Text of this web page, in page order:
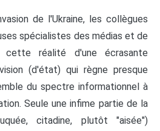
de l'Ukraine, les collègues
spécialistes des médias et de
cette réalité d'une écrasante
(d'état) qui règne presque
du spectre informationnel à
Seule une infime partie de la
citadine, plutôt "aisée")